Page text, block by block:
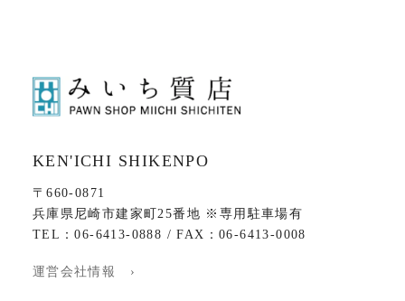
KEN'ICHI SHIKENPO
〒660-0871
兵庫県尼崎市建家町25番地 ※専用駐車場有
TEL：06-6413-0888 / FAX：06-6413-0008
運営会社情報 ›